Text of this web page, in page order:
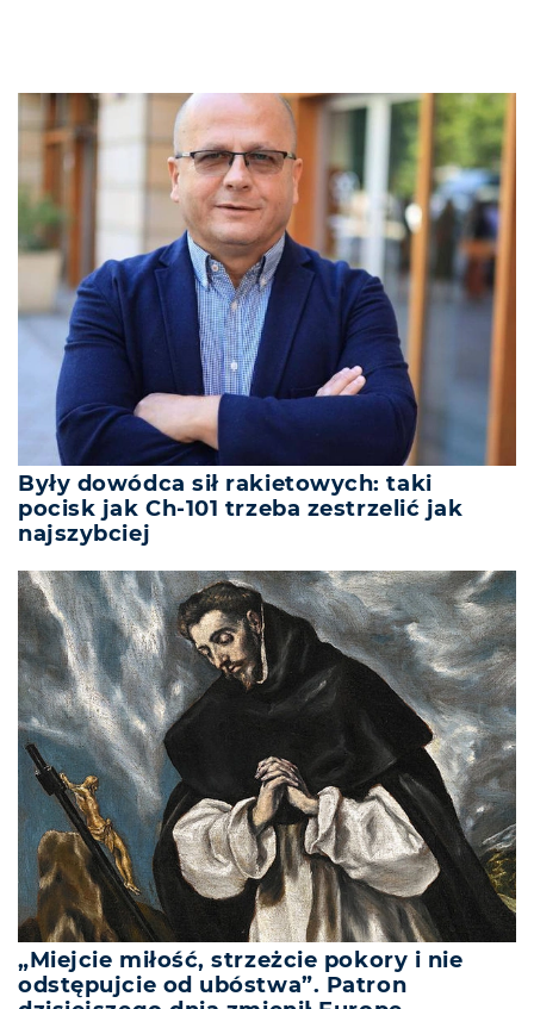
Były dowódca sił rakietowych: taki
pocisk jak Ch-101 trzeba zestrzelić jak
najszybciej
„Miejcie miłość, strzeżcie pokory i nie
odstępujcie od ubóstwa”. Patron